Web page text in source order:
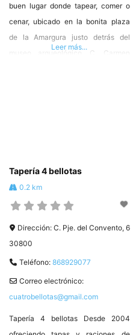
buen lugar donde tapear, comer o
cenar, ubicado en la bonita plaza
de la Amargura justo detrás del
museo arqueológico. C. Carmen
Leer más...
Tapería 4 bellotas
0.2 km
Dirección: C. Pje. del Convento, 6
30800
Teléfono: 868929077
Correo electrónico:
cuatrobellotas@gmail.com
Tapería 4 bellotas Desde 2004